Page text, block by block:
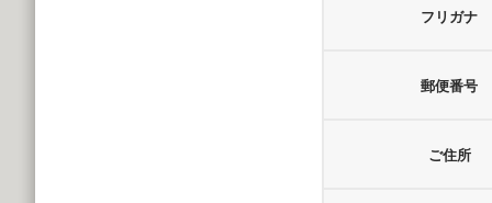
フリガナ
郵便番号
ご住所